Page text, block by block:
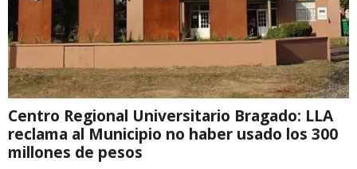
Centro Regional Universitario Bragado: LLA
reclama al Municipio no haber usado los 300
millones de pesos